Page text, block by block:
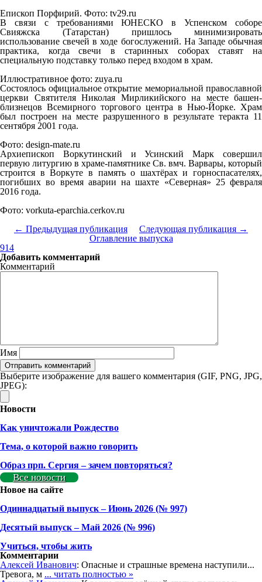
Епископ Порфирий. Фото: tv29.ru
В связи с требованиями ЮНЕСКО в Успенском соборе
Свияжска (Татарстан) пришлось минимизировать
использование свечей в ходе богослужений. На Западе обычная
практика, когда свечи в старинных соборах ставят на
специальную подставку только перед входом в храм.
Иллюстративное фото: zuya.ru
Состоялось официальное открытие мемориальной православной
церкви Святителя Николая Мирликийского на месте башен-
близнецов Всемирного торгового центра в Нью-Йорке. Храм
был построен на месте разрушенного в результате теракта 11
сентября 2001 года.
Фото: design-mate.ru
Архиепископ Воркутинский и Усинский Марк совершил
первую литургию в храме-памятнике Св. вмч. Варвары, который
строится в Воркуте в память о шахтёрах и горноспасателях,
погибших во время аварии на шахте «Северная» 25 февраля
2016 года.
Фото: vorkuta-eparchia.cerkov.ru
← Предыдущая публикация
Следующая публикация →
Оглавление выпуска
914
Добавить комментарий
Комментарий
Имя
Выберите изображение для вашего комментария (GIF, PNG, JPG,
JPEG):
Новости
Как уничтожали Рождество
Тема, о которой важно говорить
Образ прп. Сергия – зачем повторяться?
Все новости
Новое на сайте
Одиннадцатый выпуск – Июнь 2026 (№ 997)
Деcятый выпуск – Май 2026 (№ 996)
Учиться, чтобы жить
Комментарии
Алексей Иванович: Опасные и страшные времена наступили...
Тревога, м ... читать полностью »